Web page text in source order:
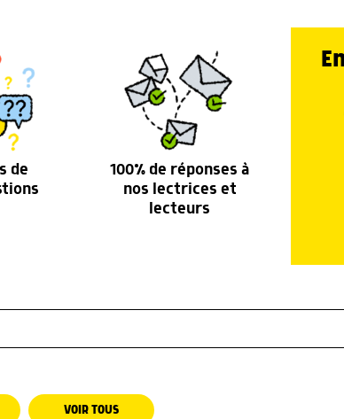
de
100% de réponses à
nos lectrices et
lecteurs
VOIR TOUS